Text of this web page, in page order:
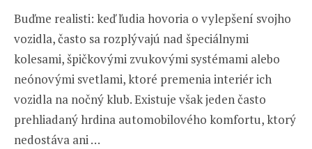
Buďme realisti: keď ľudia hovoria o vylepšení svojho
vozidla, často sa rozplývajú nad špeciálnymi
kolesami, špičkovými zvukovými systémami alebo
neónovými svetlami, ktoré premenia interiér ich
vozidla na nočný klub. Existuje však jeden často
prehliadaný hrdina automobilového komfortu, ktorý
nedostáva ani …